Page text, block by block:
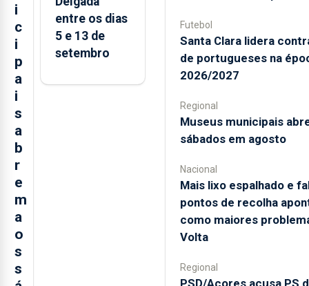
i
c
i
p
a
i
s
a
b
r
e
m
a
o
s
s
entre os dias
5 e 13 de
setembro
Futebol
Santa Clara lidera
de portugueses na
2026/2027
Regional
Museus municipais
sábados em agosto
Nacional
Mais lixo espalhado e
pontos de recolha
como maiores
Volta
Regional
PSD/Açores acusa PS